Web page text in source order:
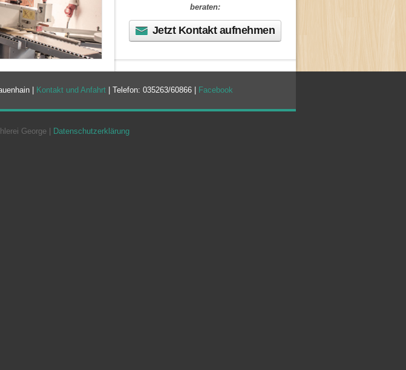
beraten:
Jetzt Kontakt aufnehmen
| Kontakt und Anfahrt| Telefon: 035263/60866 | Facebook
George | Datenschutzerklärung